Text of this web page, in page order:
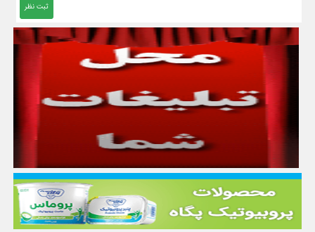
ثبت نظر